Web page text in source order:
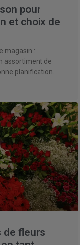
pour
et choix de
magasin :
assortiment de
planification.
de fleurs